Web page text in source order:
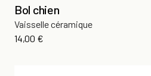
Bol chien
Vaisselle céramique
Prix
14,00 €